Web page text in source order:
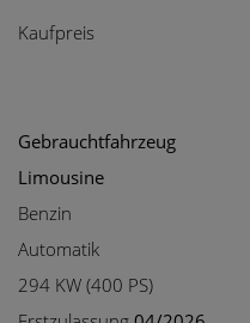
Kaufpreis
Gebrauchtfahrzeug
Limousine
Benzin
Automatik
294 KW (400 PS)